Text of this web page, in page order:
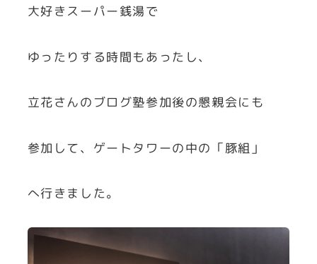
大好きスーパー銭湯で
ゆったりする時間もあったし、
立花さんのブログ塾参加後の懇親会にも
参加して、ゲートタワーの中の「豚組」
へ行きました。